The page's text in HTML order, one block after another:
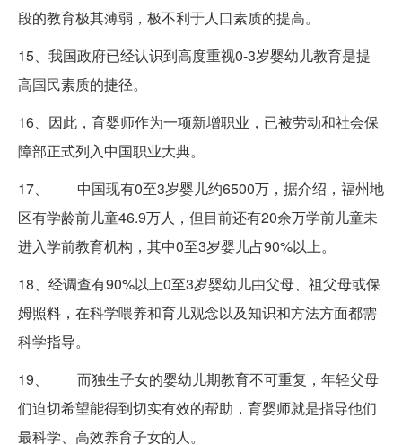
段的教育极其薄弱，极不利于人口素质的提高。
15、我国政府已经认识到高度重视0-3岁婴幼儿教育是提
高国民素质的捷径。
16、因此，育婴师作为一项新增职业，已被劳动和社会保
障部正式列入中国职业大典。
17、 中国现有0至3岁婴儿约6500万，据介绍，福州地
区有学龄前儿童46.9万人，但目前还有20余万学前儿童未
进入学前教育机构，其中0至3岁婴儿占90%以上。
18、经调查有90%以上0至3岁婴幼儿由父母、祖父母或保
姆照料，在科学喂养和育儿观念以及知识和方法方面都需
科学指导。
19、 而独生子女的婴幼儿期教育不可重复，年轻父母
们迫切希望能得到切实有效的帮助，育婴师就是指导他们
最科学、高效养育子女的人。